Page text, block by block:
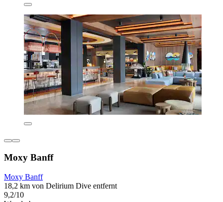
Moxy Banff
Moxy Banff
18,2 km von Delirium Dive entfernt
9,2/10